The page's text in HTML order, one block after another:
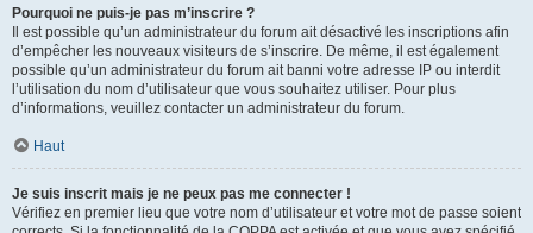
Pourquoi ne puis-je pas m’inscrire ?
Il est possible qu’un administrateur du forum ait désactivé les inscriptions afin
d’empêcher les nouveaux visiteurs de s’inscrire. De même, il est également
possible qu’un administrateur du forum ait banni votre adresse IP ou interdit
l’utilisation du nom d’utilisateur que vous souhaitez utiliser. Pour plus
d’informations, veuillez contacter un administrateur du forum.
Haut
Je suis inscrit mais je ne peux pas me connecter !
Vérifiez en premier lieu que votre nom d’utilisateur et votre mot de passe soient